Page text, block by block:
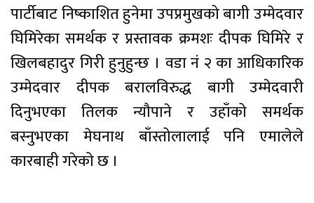
पार्टीबाट निष्काशित हुनेमा उपप्रमुखको बागी उम्मेदवार
घिमिरेका समर्थक र प्रस्तावक क्रमशः दीपक घिमिरे र
खिलबहादुर गिरी हुनुहुन्छ । वडा नं २ का आधिकारिक
उम्मेदवार दीपक बरालविरुद्ध बागी उम्मेदवारी
दिनुभएका तिलक न्यौपाने र उहाँको समर्थक
बस्नुभएका मेघनाथ बाँस्तोलालाई पनि एमालेले
कारबाही गरेको छ ।